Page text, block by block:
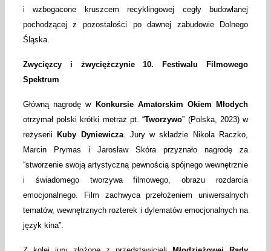
i wzbogacone kruszcem recyklingowej cegły budowlanej
pochodzącej z pozostałości po dawnej zabudowie Dolnego
Śląska.
Zwycięzcy i żwyciężczynie 10. Festiwalu Filmowego
Spektrum
Główną nagrodę w Konkursie Amatorskim Okiem Młodych
otrzymał polski krótki metraż pt. “Tworzywo” (Polska, 2023) w
reżyserii
Kuby Dyniewicza. Jury w składzie Nikola Raczko,
Marcin Prymas i Jarosław Skóra przyznało nagrodę za
“stworzenie swoją artystyczną pewnością spójnego wewnętrznie
i świadomego tworzywa filmowego, obrazu rozdarcia
emocjonalnego. Film zachwyca przełożeniem uniwersalnych
tematów, wewnętrznych rozterek i dylematów emocjonalnych na
język kina”.